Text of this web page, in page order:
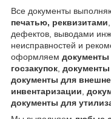
Все документы
печатью, реквизитами
дефектов, выводами
неисправностей и
оформляем документы
госзакупок документы
документы для
инвентаризации
документы для